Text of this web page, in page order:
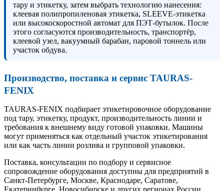
тару и этикетку, затем выбрать технологию нанесения:
клеевая полипропиленовая этикетка, SLEEVE-этикетка
или высокоскоростной автомат для ПЭТ-бутылок. После
этого согласуются производительность, транспортёр,
клеевой узел, вакуумный барабан, паровой тоннель или
участок обдува.
Производство, поставка и сервис TAURAS-
FENIX
TAURAS-FENIX подбирает этикетировочное оборудование
под тару, этикетку, продукт, производительность линии и
требования к внешнему виду готовой упаковки. Машины
могут применяться как отдельный участок этикетирования
или как часть линии розлива и групповой упаковки.
Поставка, консультации по подбору и сервисное
сопровождение оборудования доступны для предприятий в
Санкт-Петербурге, Москве, Краснодаре, Саратове,
Екатеринбурге, Новосибирске и других регионах России.